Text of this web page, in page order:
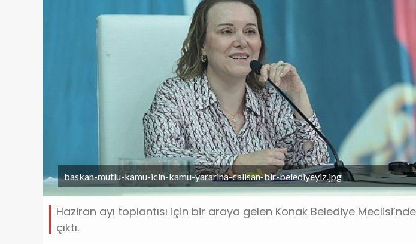
baskan-mutlu-kamu-icin-kamu-yararina-calisan-bir-belediyeyiz.jpg
Haziran ayı toplantısı için bir araya gelen Konak Belediye
çıktı.